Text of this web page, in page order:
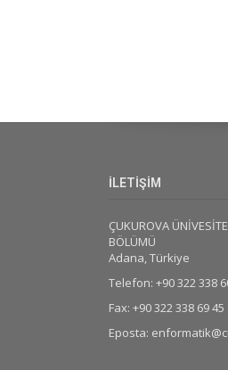
İLETİŞİM
ÇUKUROVA
BÖLÜMÜ
Adana, Türkiye
Telefon: +90 322 338
Fax: +90 322 338 69 45
Eposta: